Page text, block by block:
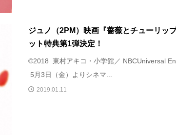
ジュノ​（2PM）映画『薔薇とチューリッ
ット特典第1弾決定！
©2018 東村アキコ・小学館／ NBCUniversal
5月3日（金）よりシネマ...
2019.01.11